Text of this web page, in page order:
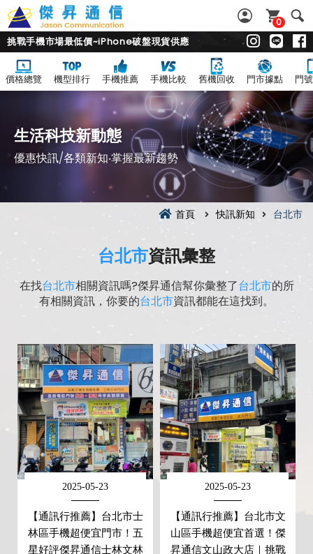
0
挑戰手機市場最低價~iPhone破盤現貨供應
價格總覽 機型排行 手機推薦 手機比較 舊機回收 門市據點 門
生活科技新動態
優惠快訊/各類新知‧掌握最新趨勢
首頁 快訊新知 台北市
台北市資訊彙整
在找台北市相關資訊嗎?傑昇通信幫你彙整了台北市的所
有相關資訊，你要的台北市資訊都能在這找到。
2025-05-23
【通訊行推薦】台北市士
林區手機超便宜門市！五
星好評傑昇通信士林文林
2025-05-23
【通訊行推薦】台北市文
山區手機超便宜首選！傑
昇通信文山政大店｜挑戰